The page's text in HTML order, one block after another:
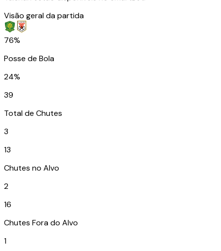
Visão geral da partida
76%
Posse de Bola
24%
39
Total de Chutes
3
13
Chutes no Alvo
2
16
Chutes Fora do Alvo
1